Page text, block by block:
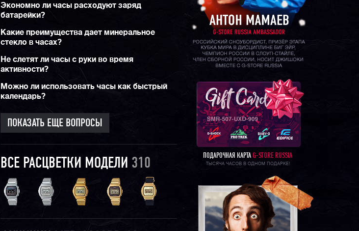
Экономно ли часы расходуют заряд
батарейки?
Какие преимущества дает минеральное
стекло в часах?
Не слетят ли часы с руки во время
активности?
Можно ли использовать часы как быстрый
календарь?
ПОКАЗАТЬ ЕЩЕ ВОПРОСЫ
ВСЕ РАСЦВЕТКИ МОДЕЛИ 310
ПОДАРОЧНАЯ КАРТА G-STORE RUSSIA
ТЫСЯЧА ЧАСОВ В ОДНОМ ПОДАРКЕ!